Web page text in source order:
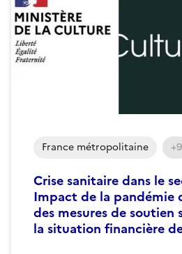
Crise sanitaire dans le
Impact de la pandémie
des mesures de
la situation financière
France métropolitaine +9